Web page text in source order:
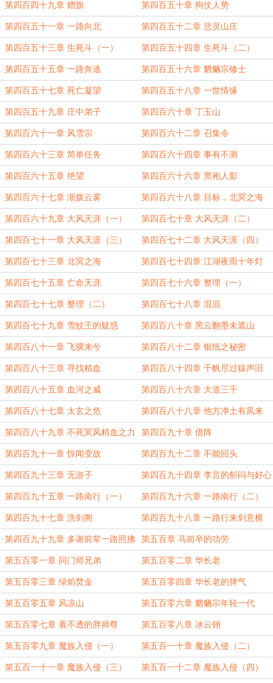
第四百四十九章 赠旗 第四百五十章 狗仗人势
第四百五十一章 一路向北 第四百五十二章 悲灵山庄
第四百五十三章 生死斗（一） 第四百五十四章 生死斗（二）
第四百五十五章 一路奔逃 第四百五十六章 魍魉宗修士
第四百五十七章 死亡凝望 第四百五十八章 一世情缘
第四百五十九章 庄中弟子 第四百六十章 丁玉山
第四百六十一章 风雪宗 第四百六十二章 召集令
第四百六十三章 简单任务 第四百六十四章 事有不测
第四百六十五章 绝望 第四百六十六章 黑袍人影
第四百六十七章 渐拨云雾 第四百六十八章 目标，北冥之海
第四百六十九章 大风天涯（一） 第四百七十章 大风天涯（二）
第四百七十一章 大风天涯（三） 第四百七十二章 大风天涯（四）
第四百七十三章 北冥之海 第四百七十四章 江湖夜雨十年灯
第四百七十五章 亡命天涯 第四百七十六章 整理（一）
第四百七十七章 整理（二） 第四百七十八章 混混
第四百七十九章 雪蚊王的疑惑 第四百八十章 黑云翻墨未遮山
第四百八十一章 飞骥来兮 第四百八十二章 银纸之秘密
第四百八十三章 寻找精血 第四百八十四章 千帆尽过猿声旧
第四百八十五章 血河之威 第四百八十六章 大道三千
第四百八十七章 太玄之危 第四百八十八章 他方净土有凤来
第四百八十九章 不死冥凤精血之力 第四百九十章 借阵
第四百九十一章 惊闻变故 第四百九十二章 不能回头
第四百九十三章 无游子 第四百九十四章 李言的郁闷与好心
灰袍老者
第四百九十五章 一路南行（一） 第四百九十六章 一路南行（二）
第四百九十七章 洗剑阁 第四百九十八章 一路行来剑意横
第四百九十九章 多谢前辈一路照拂 第五百章 马前卒的功劳
第五百零一章 同门师兄弟 第五百零二章 华长老
第五百零三章 绿焰焚金 第五百零四章 华长老的脾气
第五百零五章 风凉山 第五百零六章 魍魉宗年轻一代
第五百零七章 看不透的胖师尊 第五百零八章 冰云翎
第五百零九章 魔族入侵（一） 第五百一十章 魔族入侵（二）
第五百一十一章 魔族入侵（三） 第五百一十二章 魔族入侵（四）